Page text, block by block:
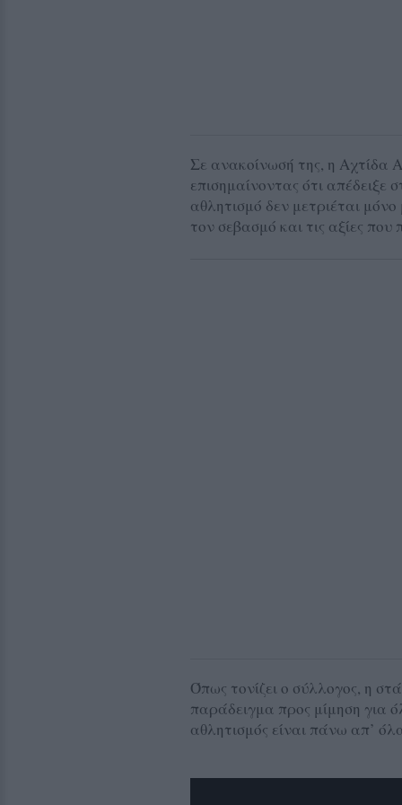
Σε ανακοίνωσή της, η Αχτίδα
επισημαίνοντας ότι
αθλητισμό δεν μετριέται
τον σεβασμό και τις αξίες που
Όπως τονίζει ο σύλλογος, η
παράδειγμα προς μίμηση για
αθλητισμός είναι πάνω απ’